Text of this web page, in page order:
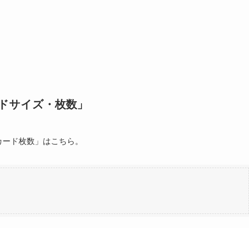
サイズ・枚数」
ド枚数」はこちら。